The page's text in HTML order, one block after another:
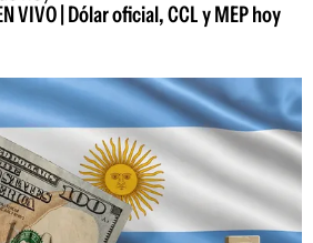
VIVO | Dólar oficial, CCL y MEP hoy